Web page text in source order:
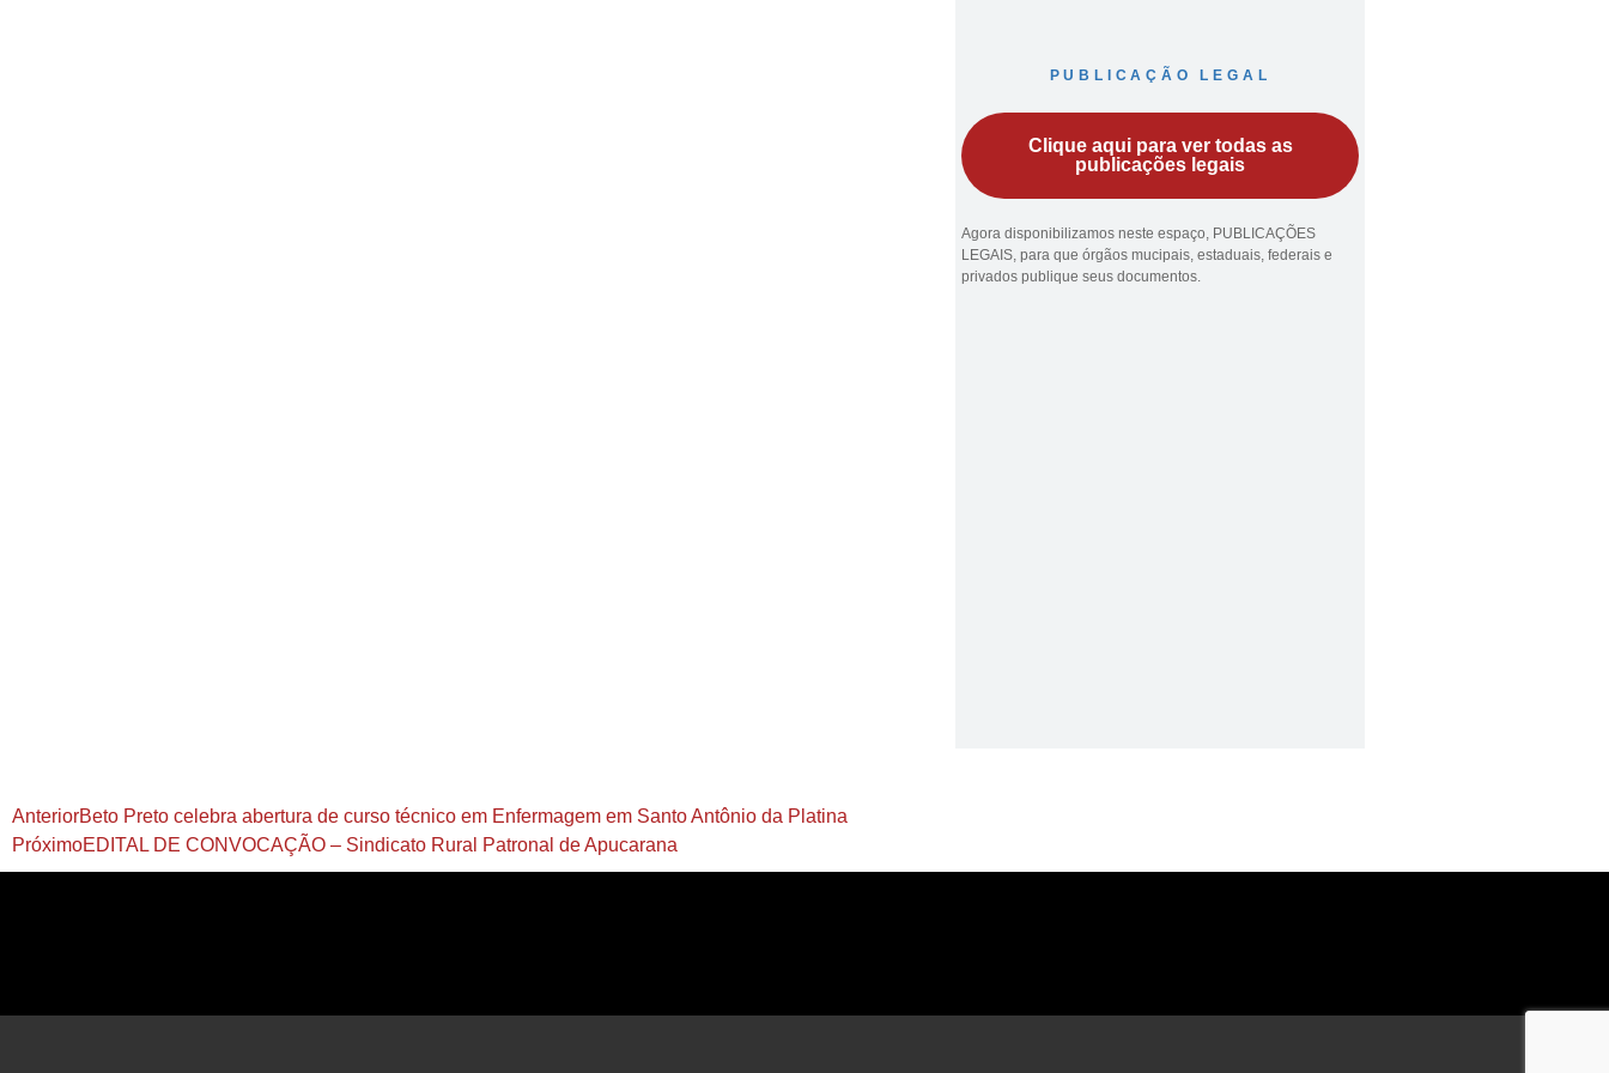
PUBLICAÇÃO LEGAL
Clique aqui para ver todas as
publicações legais
Agora disponibilizamos neste espaço, PUBLICAÇÕES
LEGAIS, para que órgãos mucipais, estaduais, federais e
privados publique seus documentos.
AnteriorBeto Preto celebra abertura de curso técnico em Enfermagem em Santo Antônio da Platina
PróximoEDITAL DE CONVOCAÇÃO – Sindicato Rural Patronal de Apucarana